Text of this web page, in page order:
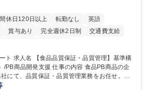
休日120日以上 転勤なし
英語
賞与あり 完全週休2日制
交通費支給
基準構
仕事の内容 食品PB商品の企
にて、品質保証・品質管理業務をお任せ。商
料/添加物/アレルゲン確認を中心に国内外メー